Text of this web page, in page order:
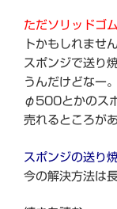
ただソリッドゴ
トかもしれません
スポンジで送り
うんだけどなー。
φ500とかのス
売れるところが
スポンジの送り
今の解決方法は